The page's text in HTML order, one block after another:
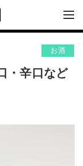
お酒
・辛口など